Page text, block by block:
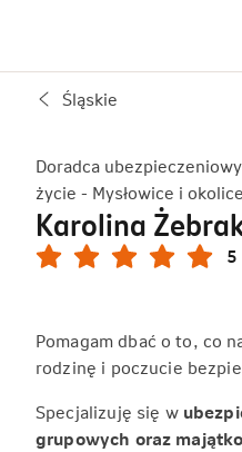
Śląskie
Doradca
życie - Mysłowice i
Karolina
5
Pomagam dbać o to, co
rodzinę i poczucie
Specjalizuję się w
grupowych oraz